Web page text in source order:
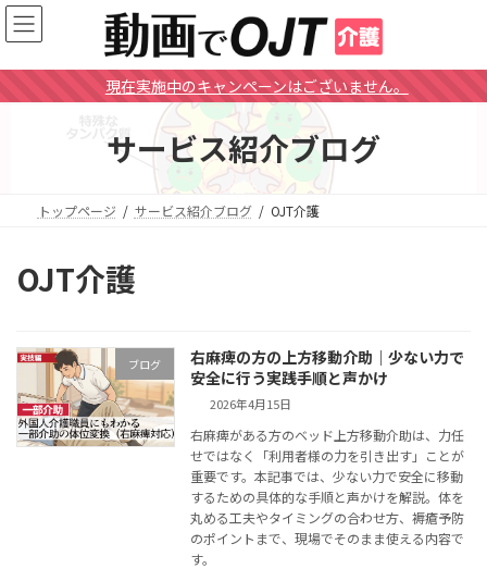
コ
ン
ン
ツ
ナ
ビ
ー
シ
現在実施中のキャンペーンはございません。
サービス紹介ブログ
トップページ サービス紹介ブログ OJT介護
OJT介護
ブログ
右麻痺の方の上方移動介助｜少ない力で
安全に行う実践手順と声かけ
2026年4月15日
右麻痺がある方のベッド上方移動介助は、力任
せではなく「利用者様の力を引き出す」ことが
重要です。本記事では、少ない力で安全に移動
するための具体的な手順と声かけを解説。体を
丸める工夫やタイミングの合わせ方、褥瘡予防
のポイントまで、現場でそのまま使える内容で
す。